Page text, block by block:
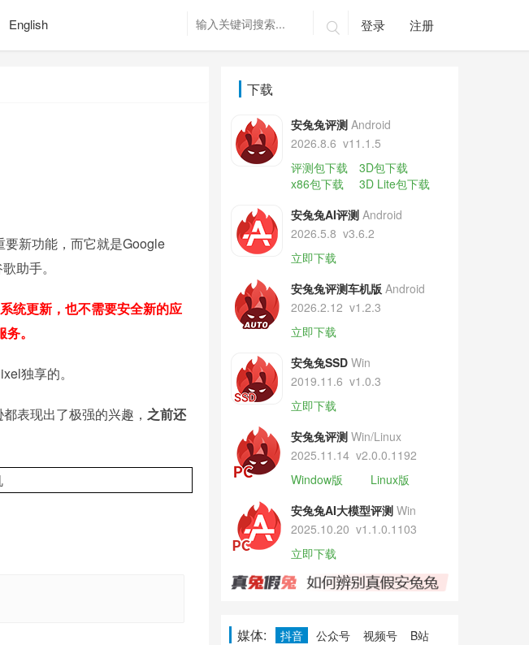
English  登录 注册
新功能，而它就是Google
助手。
统更新，也不需要安全新的应
。
独享的。
表现出了极强的兴趣， 之前还
下载
安兔兔评测 Android
2026.8.6 v11.1.5
评测包下载
3D包下载
x86包下载
3D Lite包下载
安兔兔AI评测 Android
2026.5.8 v3.6.2
立即下载
安兔兔评测车机版 Android
2026.2.12 v1.2.3
立即下载
安兔兔SSD Win
2019.11.6 v1.0.3
立即下载
安兔兔评测 Win/Linux
2025.11.14 v2.0.0.1192
Window版
Linux版
安兔兔AI大模型评测 Win
2025.10.20 v1.1.0.1103
立即下载
媒体: 抖音 公众号 视频号 B站